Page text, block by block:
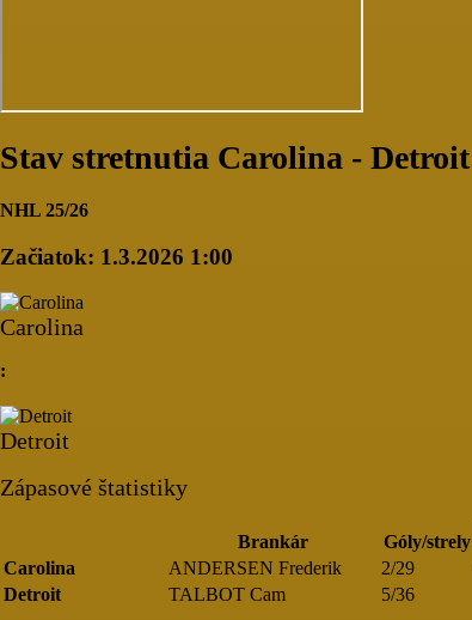
Stav stretnutia Carolina - Detroit
NHL 25/26
Začiatok: 1.3.2026 1:00
Carolina
:
Detroit
Zápasové štatistiky
Brankár
Góly/strely
Carolina
ANDERSEN Frederik 2/29
Detroit TALBOT Cam 5/36